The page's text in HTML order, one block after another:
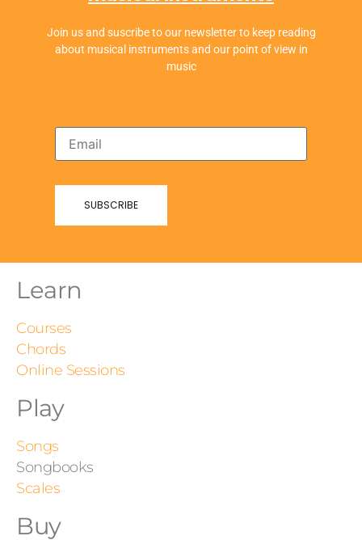
Join us and suscribe to our newsletter to keep reading
about musical instruments and our point of view in
music
Learn
Courses
Chords
Online Sessions
Play
Songs
Songbooks
Scales
Buy